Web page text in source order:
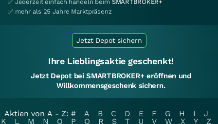
✅ Jederzeit einfach handeln beim SMARTBROKER+
✅ mehr als 25 Jahre Marktpräsenz
Jetzt Depot sichern
Ihre Lieblingsaktie geschenkt!
Jetzt Depot bei SMARTBROKER+ eröffnen und
Willkommensgeschenk sichern.
Aktien von A - Z: # A B C D E F G H I
J
K
L M N O P Q R S T U V W X Y
Z